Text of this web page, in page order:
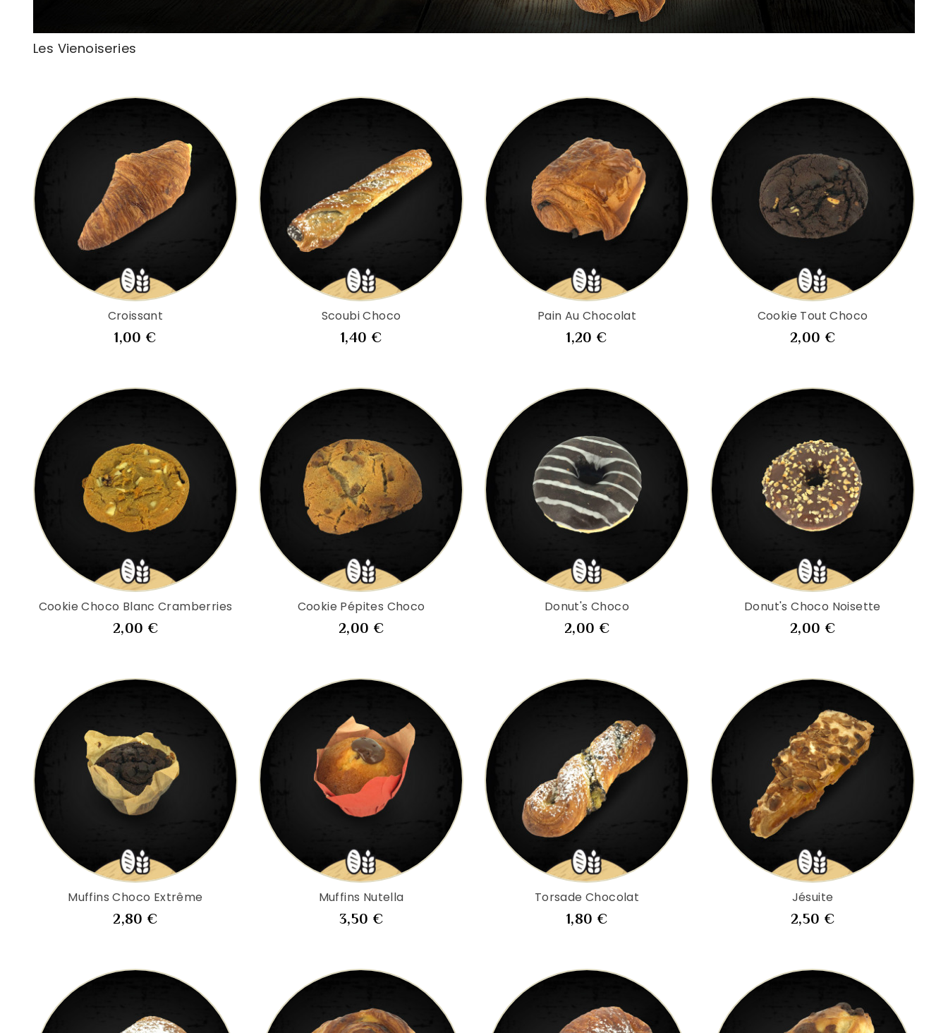
Les Vienoiseries
Croissant
1,00 €Prix
Scoubi Choco
1,40 €Prix
Pain Au Chocolat
1,20 €Prix
Cookie Tout Choco
2,00 €Prix
Cookie Choco Blanc Cramberries
2,00 €Prix
Cookie Pépites Choco
2,00 €Prix
Donut's Choco
2,00 €Prix
Donut's Choco Noisette
2,00 €Prix
Muffins Choco Extrême
2,80 €Prix
Muffins Nutella
3,50 €Prix
Torsade Chocolat
1,80 €Prix
Jésuite
2,50 €Prix